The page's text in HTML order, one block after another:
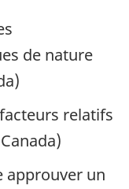
de nature
relatifs
approuver un